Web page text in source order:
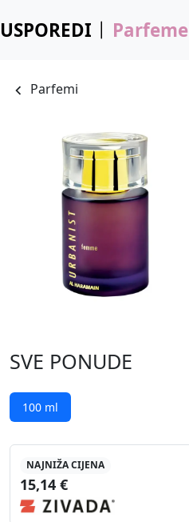
USPOREDI Parfeme
Parfemi
SVE PONUDE
100 ml
NAJNIŽA CIJENA
15,14 €